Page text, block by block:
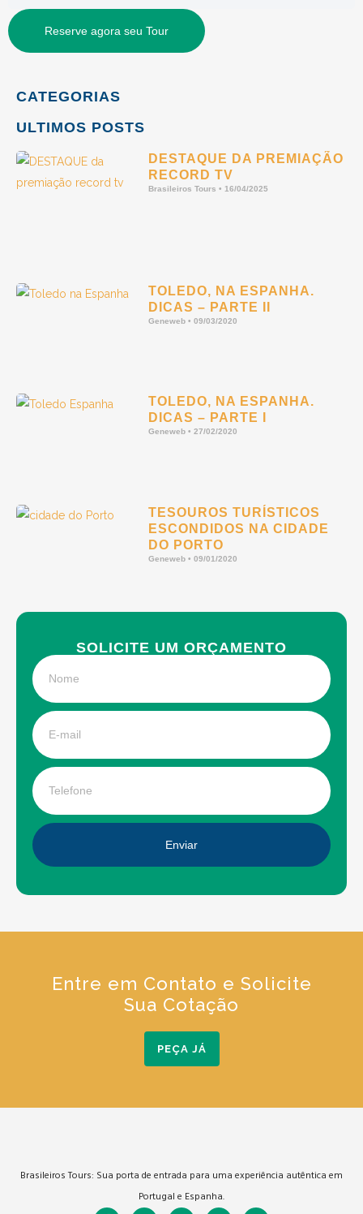
CATEGORIAS
ULTIMOS POSTS
DESTAQUE DA PREMIAÇÃO
RECORD TV
Brasileiros Tours 16/04/2025
TOLEDO, NA ESPANHA.
DICAS – PARTE II
Geneweb 09/03/2020
TOLEDO, NA ESPANHA.
DICAS – PARTE I
Geneweb 27/02/2020
TESOUROS TURÍSTICOS
ESCONDIDOS NA CIDADE
DO PORTO
Geneweb 09/01/2020
SOLICITE UM ORÇAMENTO
Enviar
Reserve agora seu Tour
Entre em Contato e Solicite
Sua Cotação
PEÇA JÁ
Brasileiros Tours: Sua porta de entrada para uma experiência autêntica em
Portugal e Espanha.